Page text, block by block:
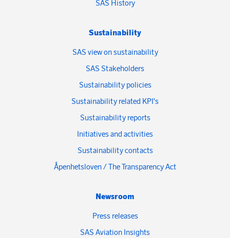
SAS History
Sustainability
SAS view on sustainability
SAS Stakeholders
Sustainability policies
Sustainability related KPI's
Sustainability reports
Initiatives and activities
Sustainability contacts
Åpenhetsloven / The Transparency Act
Newsroom
Press releases
SAS Aviation Insights